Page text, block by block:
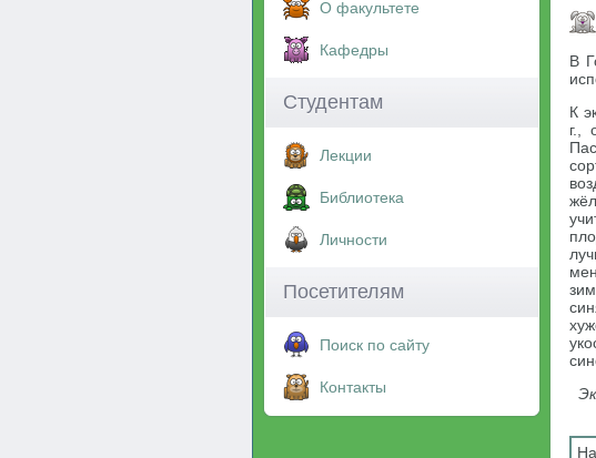
О факультете
Кафедры
Студентам
Лекции
Библиотека
Личности
Посетителям
Поиск по сайту
Контакты
В
К
г.,